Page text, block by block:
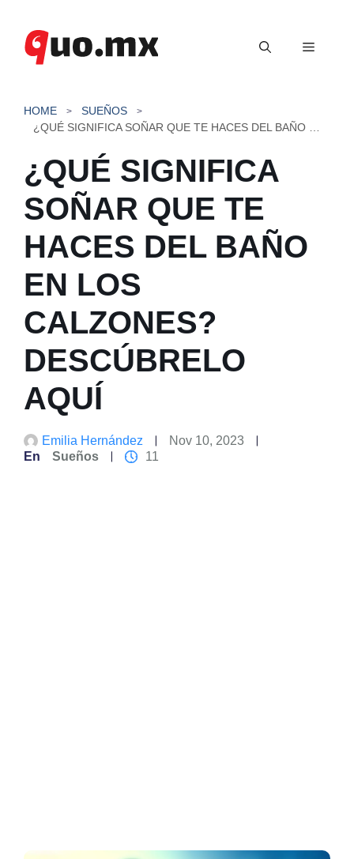
contenido
Menú
HOME
SUEÑOS
¿QUÉ SIGNIFICA
SOÑAR QUE TE
HACES DEL BAÑO
EN LOS
CALZONES?
DESCÚBRELO
AQUÍ
Emilia Hernández
Nov 10, 2023
En
Sueños 11